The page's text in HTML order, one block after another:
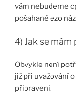
vám nebudeme
pošahané ezo
4) Jak se
Obvykle není
již při uvažování
připraveni.